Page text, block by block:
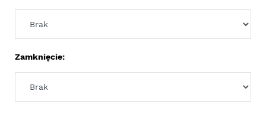
Zamknięcie: